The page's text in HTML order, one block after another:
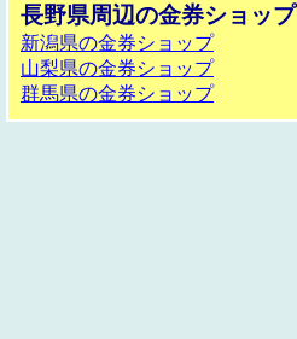
長野県周辺の金券ショップ
新潟県の金券ショップ
山梨県の金券ショップ
群馬県の金券ショップ